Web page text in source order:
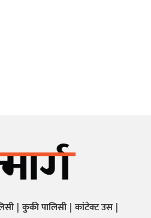
कुकी पालिसी कांटेक्ट उस